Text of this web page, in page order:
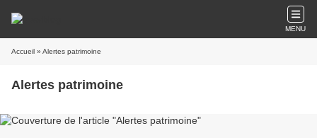
MENU
Accueil » Alertes patrimoine
Alertes patrimoine